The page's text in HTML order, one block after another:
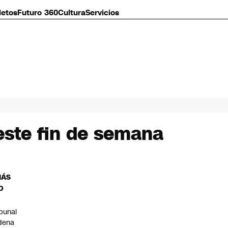
Futuro 360CulturaServicios
fin de semana